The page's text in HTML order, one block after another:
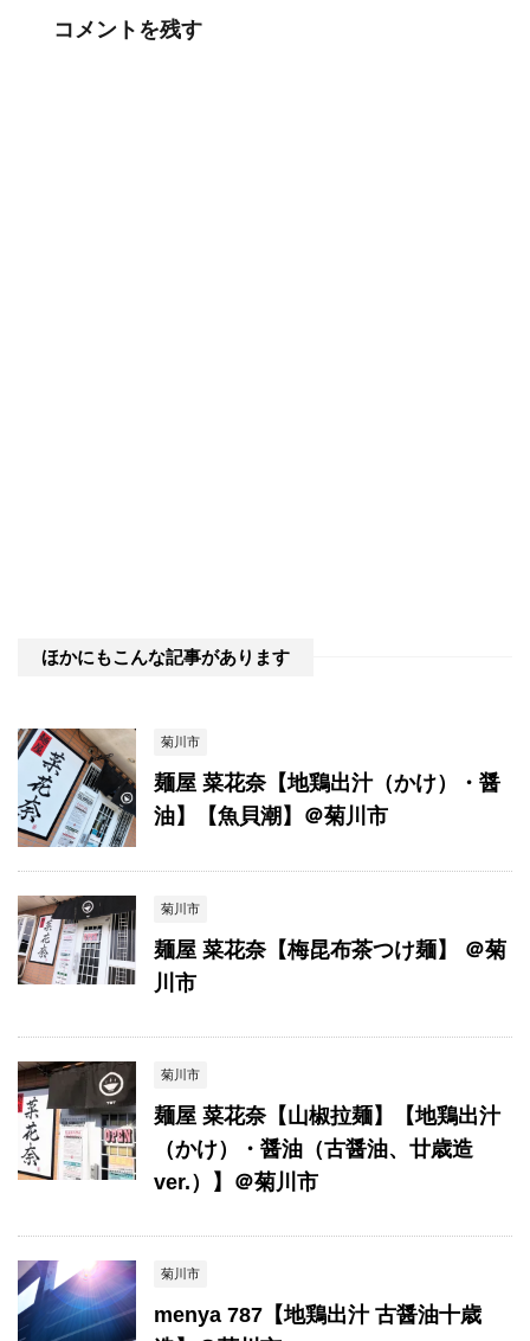
コメントを残す
ほかにもこんな記事があります
菊川市
麺屋 菜花奈【地鶏出汁（かけ）・醤
油】【魚貝潮】＠菊川市
菊川市
麺屋 菜花奈【梅昆布茶つけ麺】 ＠菊
川市
菊川市
麺屋 菜花奈【山椒拉麺】【地鶏出汁
（かけ）・醤油（古醤油、廿歳造
ver.）】＠菊川市
菊川市
menya 787【地鶏出汁 古醤油十歳